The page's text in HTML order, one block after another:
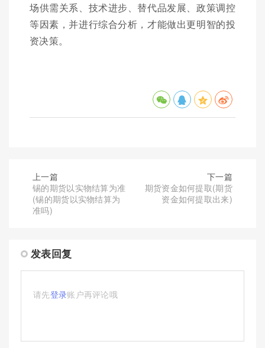
场供需关系、技术进步、替代品发展、政策调控
等因素，并进行综合分析，才能做出更明智的投
资决策。
上一篇
锡的期货以实物结算为准
(锡的期货以实物结算为
准吗)
下一篇
期货资金如何提取(期货
资金如何提取出来)
发表回复
请先登录账户再评论哦